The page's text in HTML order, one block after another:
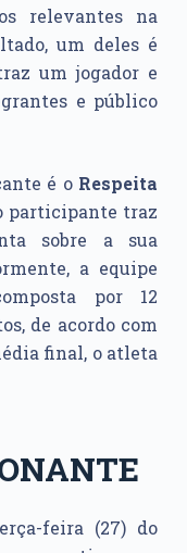
relevantes na
um deles é
um jogador e
e público
é o Respeita
participante traz
sobre a sua
a equipe
por 12
de acordo com
final, o atleta
feira (27) do